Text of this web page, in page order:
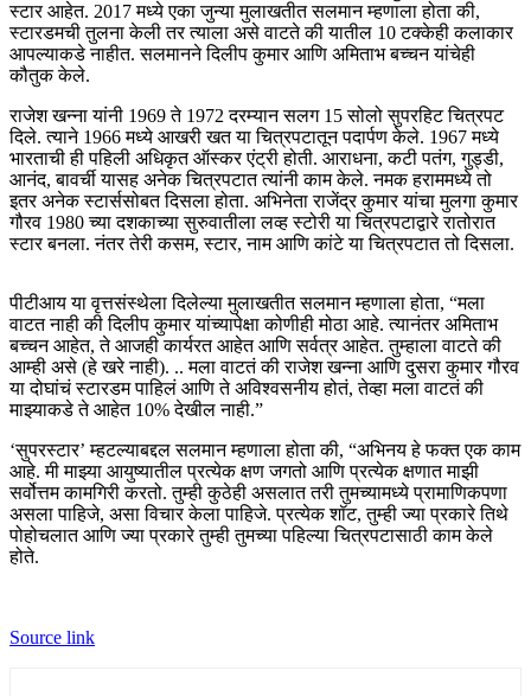
स्टार आहेत. 2017 मध्ये एका जुन्या मुलाखतीत सलमान म्हणाला होता की,
स्टारडमची तुलना केली तर त्याला असे वाटते की यातील 10 टक्केही कलाकार
आपल्याकडे नाहीत. सलमानने दिलीप कुमार आणि अमिताभ बच्चन यांचेही
कौतुक केले.
राजेश खन्ना यांनी 1969 ते 1972 दरम्यान सलग 15 सोलो सुपरहिट चित्रपट
दिले. त्याने 1966 मध्ये आखरी खत या चित्रपटातून पदार्पण केले. 1967 मध्ये
भारताची ही पहिली अधिकृत ऑस्कर एंट्री होती. आराधना, कटी पतंग, गुड्डी,
आनंद, बावर्ची यासह अनेक चित्रपटात त्यांनी काम केले. नमक हराममध्ये तो
इतर अनेक स्टार्ससोबत दिसला होता. अभिनेता राजेंद्र कुमार यांचा मुलगा कुमार
गौरव 1980 च्या दशकाच्या सुरुवातीला लव्ह स्टोरी या चित्रपटाद्वारे रातोरात
स्टार बनला. नंतर तेरी कसम, स्टार, नाम आणि कांटे या चित्रपटात तो दिसला.
पीटीआय या वृत्तसंस्थेला दिलेल्या मुलाखतीत सलमान म्हणाला होता, “मला
वाटत नाही की दिलीप कुमार यांच्यापेक्षा कोणीही मोठा आहे. त्यानंतर अमिताभ
बच्चन आहेत, ते आजही कार्यरत आहेत आणि सर्वत्र आहेत. तुम्हाला वाटते की
आम्ही असे (हे खरे नाही). .. मला वाटतं की राजेश खन्ना आणि दुसरा कुमार गौरव
या दोघांचं स्टारडम पाहिलं आणि ते अविश्वसनीय होतं, तेव्हा मला वाटतं की
माझ्याकडे ते आहेत 10% देखील नाही.”
‘सुपरस्टार’ म्हटल्याबद्दल सलमान म्हणाला होता की, “अभिनय हे फक्त एक काम
आहे. मी माझ्या आयुष्यातील प्रत्येक क्षण जगतो आणि प्रत्येक क्षणात माझी
सर्वोत्तम कामगिरी करतो. तुम्ही कुठेही असलात तरी तुमच्यामध्ये प्रामाणिकपणा
असला पाहिजे, असा विचार केला पाहिजे. प्रत्येक शॉट, तुम्ही ज्या प्रकारे तिथे
पोहोचलात आणि ज्या प्रकारे तुम्ही तुमच्या पहिल्या चित्रपटासाठी काम केले
होते.
Source link